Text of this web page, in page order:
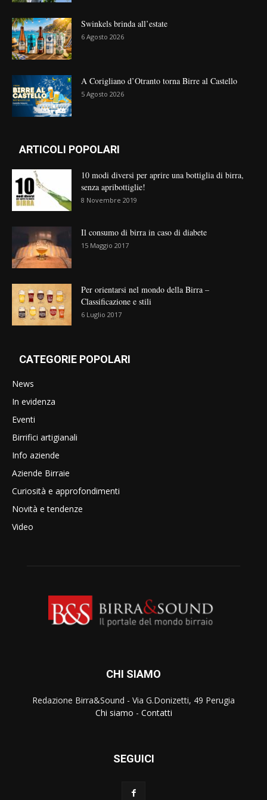
Swinkels brinda all’estate
6 Agosto 2026
A Corigliano d’Otranto torna Birre al Castello
5 Agosto 2026
ARTICOLI POPOLARI
10 modi diversi per aprire una bottiglia di birra,
senza apribottiglie!
8 Novembre 2019
Il consumo di birra in caso di diabete
15 Maggio 2017
Per orientarsi nel mondo della Birra –
Classificazione e stili
6 Luglio 2017
CATEGORIE POPOLARI
News
In evidenza
Eventi
Birrifici artigianali
Info aziende
Aziende Birraie
Curiosità e approfondimenti
Novità e tendenze
Video
CHI SIAMO
Redazione Birra&Sound - Via G.Donizetti, 49 Perugia
Chi siamo - Contatti
SEGUICI